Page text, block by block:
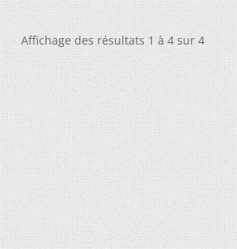
Affichage des résultats 1 à 4 sur 4